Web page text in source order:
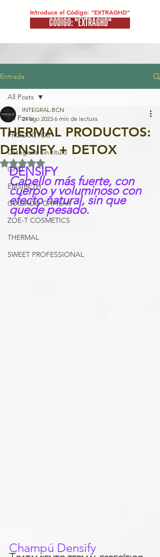
Introduce el Código: "EXTRAGHD"
CÓDIGO: "EXTRAGHD"
Entrada
All Posts
PRODUCTOS
Categoría sin título
GHD
EMSIBETH
CUIDADO CAPILAR
ZOE-T COSMETICS
THERMAL
SWEET PROFESSIONAL
All Posts
THERMAL PRODUCTOS:
DENSIFY + DETOX
INTEGRAL.BCN
21 ago 2023 6 min de lectura
Obtuvo NaN de 5 estrellas.
DENSIFY
Cabello más fuerte, con
cuerpo y voluminoso con
efecto natural, sin que
quede pesado.
Champú Densify